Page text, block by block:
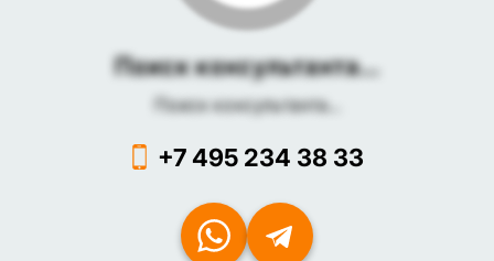
Поиск консультанта...
Поиск консультанта...
+7 495 234 38 33